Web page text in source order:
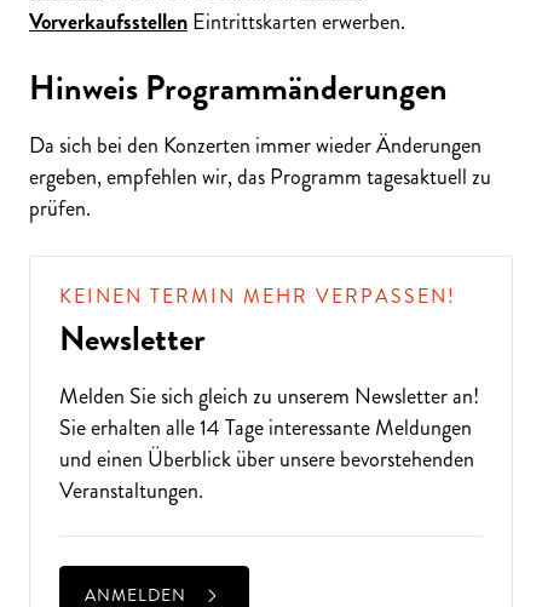
ALTE MUSIK BIS ZEITGENÖSSISCH
LIEBEN SIE DIE OPER?
VorverkaufsstellenEintrittskarten erwerben.
Hinweis Programmänderungen
Da sich bei den Konzerten immer wieder Änderungen
ergeben, empfehlen wir, das Programm tagesaktuell zu
prüfen.
KEINEN TERMIN MEHR VERPASSEN!
Newsletter
Melden Sie sich gleich zu unserem Newsletteran!
Sie erhalten alle 14 Tage interessante Meldungen
und einen Überblick über unsere bevorstehenden
Veranstaltungen.
ANMELDEN